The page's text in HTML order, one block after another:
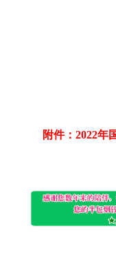
附件：2022年